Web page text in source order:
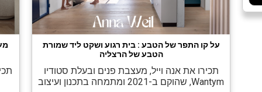
על קו התפר של הטבע : בית רגוע ושקט ליד שמורת
הטבע של הרצליה
תכירו את אנה וייל, מעצבת פנים ובעלת סטודיו
Wantym, שהוקם ב-2021 ומתמחה בתכנון ועיצוב